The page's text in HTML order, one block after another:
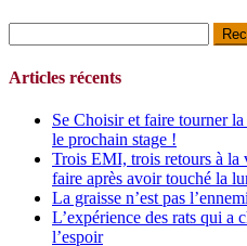
Articles récents
Se Choisir et faire tourner
le prochain stage !
Trois EMI, trois retours à la
faire après avoir touché la
La graisse n’est pas
L’expérience des rats qui a
l’espoir